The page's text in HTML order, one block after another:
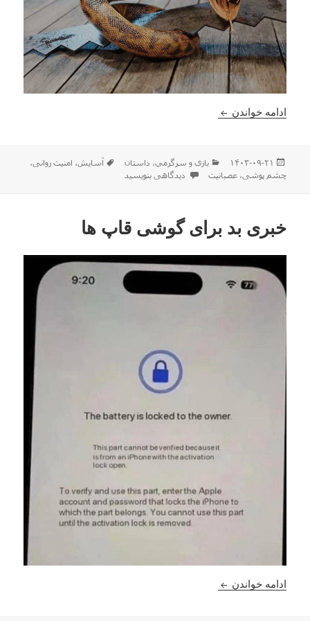
ادامه خواندن مار و مغازه ی نجاری
ارسال
شده
۱۴۰۳-۰۹-۲۱ دسته‌ها
بازی و سرگرمي، داستان برچسب‌ها
آسایش، امنیت روانی،
چشم پوشی،عصبانیت برای مار و مغازه ی نجاری
دیدگاهی بنویسید
خبری بد برای گوشی قاپ ها
ادامه خواندن خبری بد برای گوشی قاپ ها